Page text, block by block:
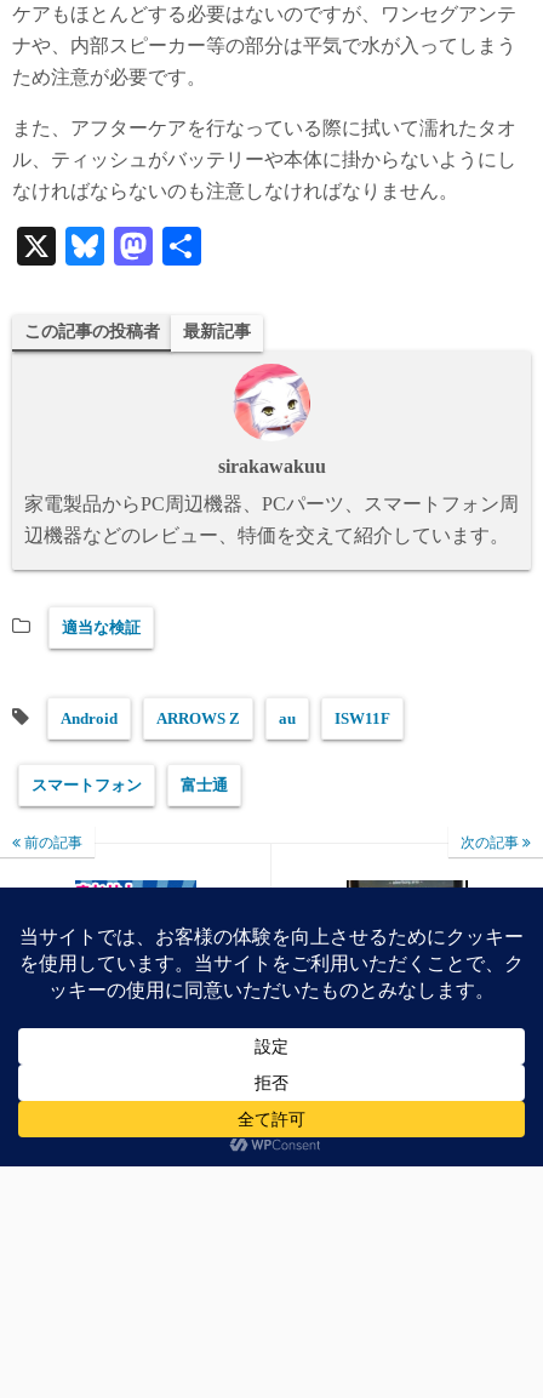
ケアもほとんどする必要はないのですが、ワンセグアンテ
ナや、内部スピーカー等の部分は平気で水が入ってしまう
ため注意が必要です。
また、アフターケアを行なっている際に拭いて濡れたタオ
ル、ティッシュがバッテリーや本体に掛からないようにし
なければならないのも注意しなければなりません。
X
Bl
sk
y
M
to
do
この記事の投稿者 最新記事
sirakawakuu
家電製品からPC周辺機器、PCパーツ、スマートフォン周
辺機器などのレビュー、特価を交えて紹介しています。
適当な検証
Android ARROWS Z au ISW11F
スマートフォン 富士通
前の記事
催中！ 11.12.19版
次の記事